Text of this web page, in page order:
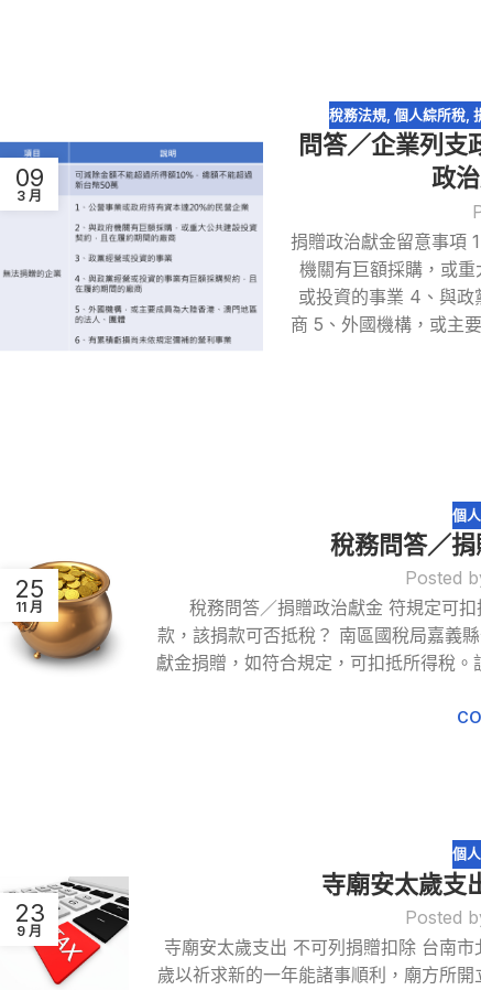
09
3 月
稅務法規 ,個人綜所稅 ,
問答／企業列支
政
捐贈政治獻金留意事項
機關有巨額採購，或
或投資的事業 4、與政
商 5、外國機構，或主
25
11 月
個
稅務問答／
Posted
稅務問答／捐贈政治獻金 符規定可
款，該捐款可否抵稅？ 南區國稅局嘉義
獻金捐贈，如符合規定，可扣抵所得稅
23
9 月
個
寺廟安太歲支
Posted
寺廟安太歲支出 不可列捐贈扣除 台南
歲以祈求新的一年能諸事順利，廟方所